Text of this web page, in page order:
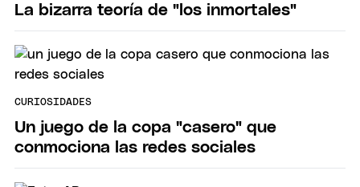
La bizarra teoría de "los inmortales"
CURIOSIDADES
Un juego de la copa "casero" que
conmociona las redes sociales